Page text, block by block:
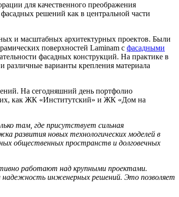
для качественного преображения
решений как в центральной части
и масштабных архитектурных проектов. Были
поверхностей Laminam с фасадными
фасадных конструкций. На практике в
варианты крепления материала
На сегодняшний день портфолио
как ЖК «Институтский» и ЖК «Дом на
там, где присутствует сильная
развития новых технологических моделей в
общественных пространств и долговечных
работают над крупными проектами.
инженерных решений. Это позволяет